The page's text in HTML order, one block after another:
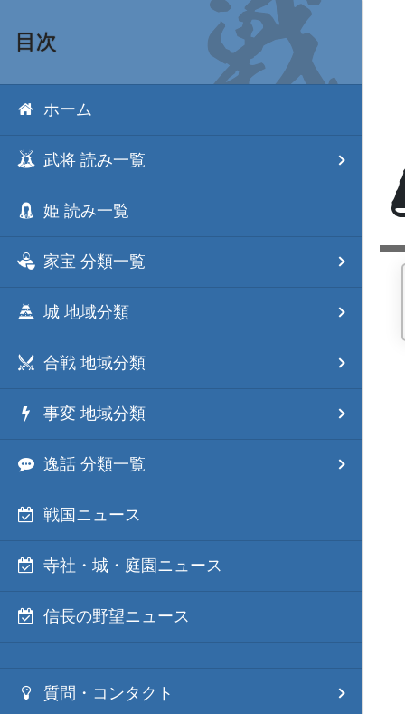
目次
ホーム
武将 読み一覧
姫 読み一覧
家宝 分類一覧
城 地域分類
合戦 地域分類
事変 地域分類
逸話 分類一覧
戦国ニュース
寺社・城・庭園ニュース
信長の野望ニュース
質問・コンタクト